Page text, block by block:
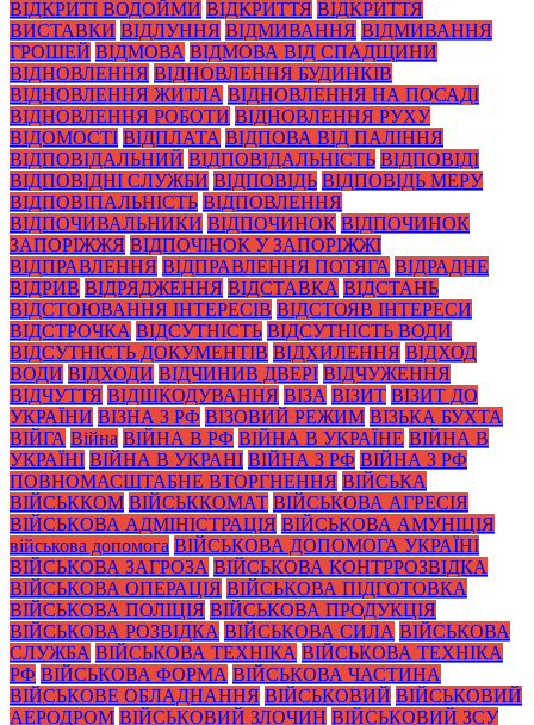
ВІДКРИТІ ВОДОЙМИ ВІДКРИТТЯ ВІДКРИТТЯ
ВИСТАВКИ ВІДЛУННЯ ВІДМИВАННЯ ВІДМИВАННЯ
ГРОШЕЙ ВІДМОВА ВІДМОВА ВІД СПАДЩИНИ
ВІДНОВЛЕННЯ ВІДНОВЛЕННЯ БУДИНКІВ
ВІДНОВЛЕННЯ ЖИТЛА ВІДНОВЛЕННЯ НА ПОСАДІ
ВІДНОВЛЕННЯ РОБОТИ ВІДНОВЛЕННЯ РУХУ
ВІДОМОСТІ ВІДПЛАТА ВІДПОВА ВІД ПАЛІННЯ
ВІДПОВІДАЛЬНИЙ ВІДПОВІДАЛЬНІСТЬ ВІДПОВІДІ
ВІДПОВІДНІ СЛУЖБИ ВІДПОВІДЬ ВІДПОВІДЬ МЕРУ
ВІДПОВІПАЛЬНІСТЬ ВІДПОВЛЕННЯ
ВІДПОЧИВАЛЬНИКИ ВІДПОЧИНОК ВІДПОЧИНОК
ЗАПОРІЖЖЯ ВІДПОЧІНОК У ЗАПОРІЖЖІ
ВІДПРАВЛЕННЯ ВІДПРАВЛЕННЯ ПОТЯГА ВІДРАДНЕ
ВІДРИВ ВІДРЯДЖЕННЯ ВІДСТАВКА ВІДСТАНЬ
ВІДСТОЮВАННЯ ІНТЕРЕСІВ ВІДСТОЯВ ІНТЕРЕСИ
ВІДСТРОЧКА ВІДСУТНІСТЬ ВІДСУТНІСТЬ ВОДИ
ВІДСУТНІСТЬ ДОКУМЕНТІВ ВІДХИЛЕННЯ ВІДХОД
ВОДИ ВІДХОДИ ВІДЧИНИВ ДВЕРІ ВІДЧУЖЕННЯ
ВІДЧУТТЯ ВІДШКОДУВАННЯ ВІЗА ВІЗИТ ВІЗИТ ДО
УКРАЇНИ ВІЗНА З РФ ВІЗОВИЙ РЕЖИМ ВІЗЬКА БУХТА
ВІЙГА Війна ВІЙНА В РФ ВІЙНА В УКРАЇНЕ ВІЙНА В
УКРАЇНІ ВІЙНА В УКРАНІ ВІЙНА З РФ ВІЙНА З РФ
ПОВНОМАСШТАБНЕ ВТОРГНЕННЯ ВІЙСЬКА
ВІЙСЬККОМ ВІЙСЬККОМАТ ВІЙСЬКОВА АГРЕСІЯ
ВІЙСЬКОВА АДМІНІСТРАЦІЯ ВІЙСЬКОВА АМУНІЦІЯ
військова допомога ВІЙСЬКОВА ДОПОМОГА УКРАЇНІ
ВІЙСЬКОВА ЗАГРОЗА ВІЙСЬКОВА КОНТРРОЗВІДКА
ВІЙСЬКОВА ОПЕРАЦІЯ ВІЙСЬКОВА ПІДГОТОВКА
ВІЙСЬКОВА ПОЛІЦІЯ ВІЙСЬКОВА ПРОДУКЦІЯ
ВІЙСЬКОВА РОЗВІДКА ВІЙСЬКОВА СИЛА ВІЙСЬКОВА
СЛУЖБА ВІЙСЬКОВА ТЕХНІКА ВІЙСЬКОВА ТЕХНІКА
РФ ВІЙСЬКОВА ФОРМА ВІЙСЬКОВА ЧАСТИНА
ВІЙСЬКОВЕ ОБЛАДНАННЯ ВІЙСЬКОВИЙ ВІЙСЬКОВИЙ
АЕРОДРОМ ВІЙСЬКОВИЙ ЗЛОЧИН ВІЙСЬКОВИЙ ЗСУ